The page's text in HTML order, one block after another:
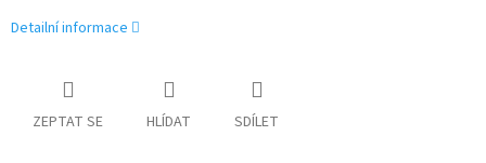
Detailní informace
ZEPTAT SE HLÍDAT SDÍLET